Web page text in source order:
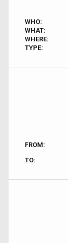
WHO:
WHAT:
WHERE:
TYPE:
FROM:
TO: